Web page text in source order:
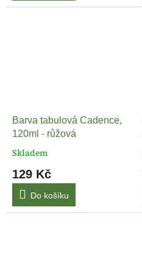
Barva tabulová Cadence,
120ml - růžová
Skladem
129 Kč
Do košíku